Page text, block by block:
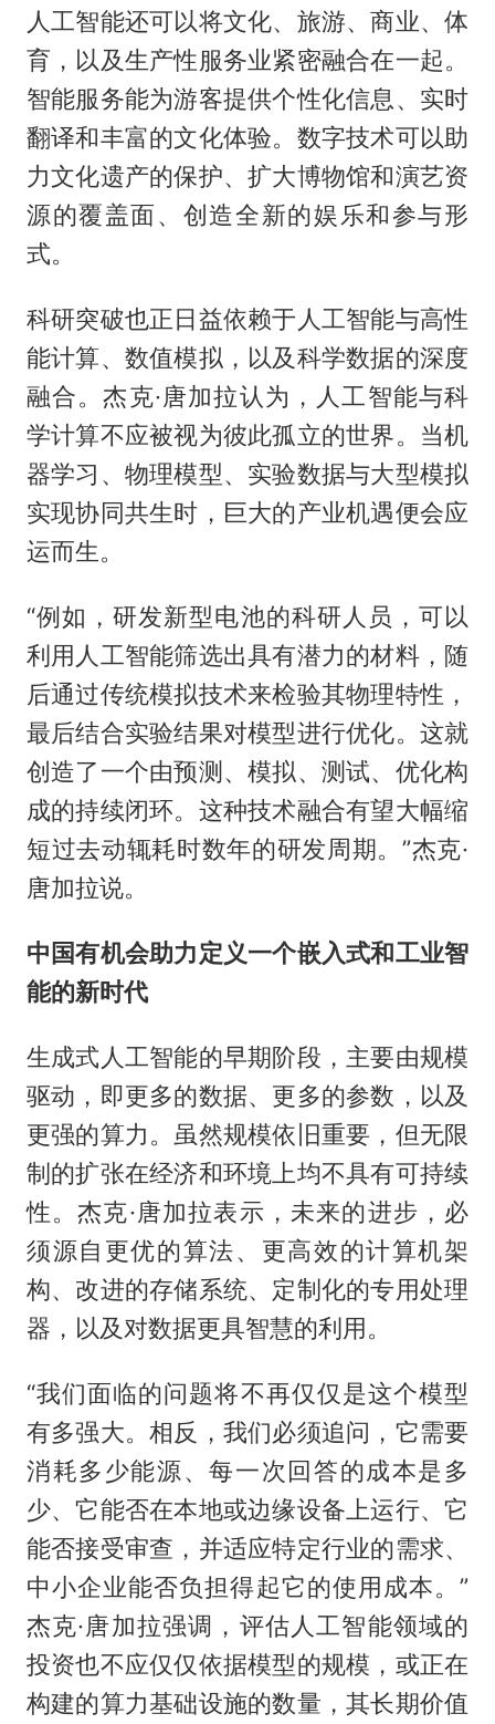
人工智能还可以将文化、旅游、商业、体
育，以及生产性服务业紧密融合在一起。
智能服务能为游客提供个性化信息、实时
翻译和丰富的文化体验。数字技术可以助
力文化遗产的保护、扩大博物馆和演艺资
源的覆盖面、创造全新的娱乐和参与形
式。
科研突破也正日益依赖于人工智能与高性
能计算、数值模拟，以及科学数据的深度
融合。杰克·唐加拉认为，人工智能与科
学计算不应被视为彼此孤立的世界。当机
器学习、物理模型、实验数据与大型模拟
实现协同共生时，巨大的产业机遇便会应
运而生。
“例如，研发新型电池的科研人员，可以
利用人工智能筛选出具有潜力的材料，随
后通过传统模拟技术来检验其物理特性，
最后结合实验结果对模型进行优化。这就
创造了一个由预测、模拟、测试、优化构
成的持续闭环。这种技术融合有望大幅缩
短过去动辄耗时数年的研发周期。”杰克·
唐加拉说。
中国有机会助力定义一个嵌入式和工业智
能的新时代
生成式人工智能的早期阶段，主要由规模
驱动，即更多的数据、更多的参数，以及
更强的算力。虽然规模依旧重要，但无限
制的扩张在经济和环境上均不具有可持续
性。杰克·唐加拉表示，未来的进步，必
须源自更优的算法、更高效的计算机架
构、改进的存储系统、定制化的专用处理
器，以及对数据更具智慧的利用。
“我们面临的问题将不再仅仅是这个模型
有多强大。相反，我们必须追问，它需要
消耗多少能源、每一次回答的成本是多
少、它能否在本地或边缘设备上运行、它
能否接受审查，并适应特定行业的需求、
中小企业能否负担得起它的使用成本。”
杰克·唐加拉强调，评估人工智能领域的
投资也不应仅仅依据模型的规模，或正在
构建的算力基础设施的数量，其长期价值